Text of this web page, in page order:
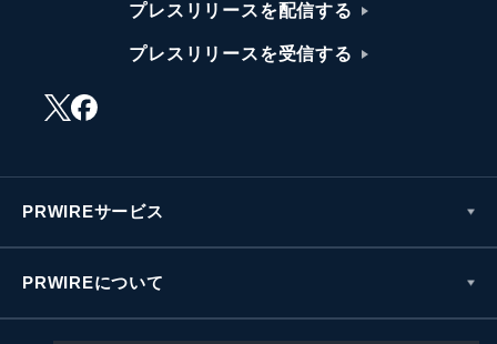
プレスリリースを配信する
プレスリリースを受信する
PRWIREサービス
PRWIREについて